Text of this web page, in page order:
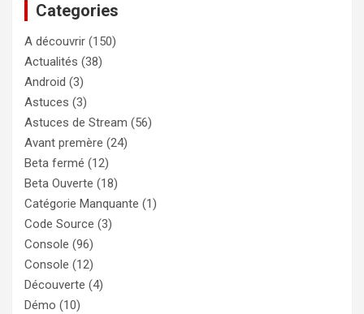
c
h
e
r
Categories
A découvrir (150)
Actualités (38)
Android (3)
Astuces (3)
Astuces de Stream (56)
Avant premère (24)
Beta fermé (12)
Beta Ouverte (18)
Catégorie Manquante (1)
Code Source (3)
Console (96)
Console (12)
Découverte (4)
Démo (10)